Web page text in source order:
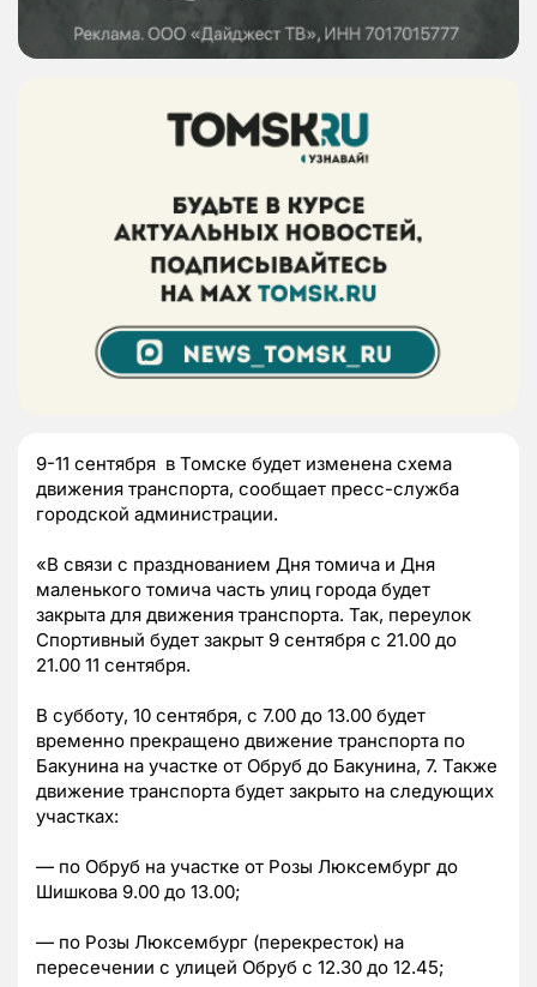
9-11 сентября в Томске будет изменена схема
движения транспорта, сообщает пресс-служба
городской администрации.
«В связи с празднованием Дня томича и Дня
маленького томича часть улиц города будет
закрыта для движения транспорта. Так, переулок
Спортивный будет закрыт 9 сентября с 21.00 до
21.00 11 сентября.
В субботу, 10 сентября, с 7.00 до 13.00 будет
временно прекращено движение транспорта по
Бакунина на участке от Обруб до Бакунина, 7. Также
движение транспорта будет закрыто на следующих
участках:
— по Обруб на участке от Розы Люксембург до
Шишкова 9.00 до 13.00;
— по Розы Люксембург (перекресток) на
пересечении с улицей Обруб с 12.30 до 12.45;